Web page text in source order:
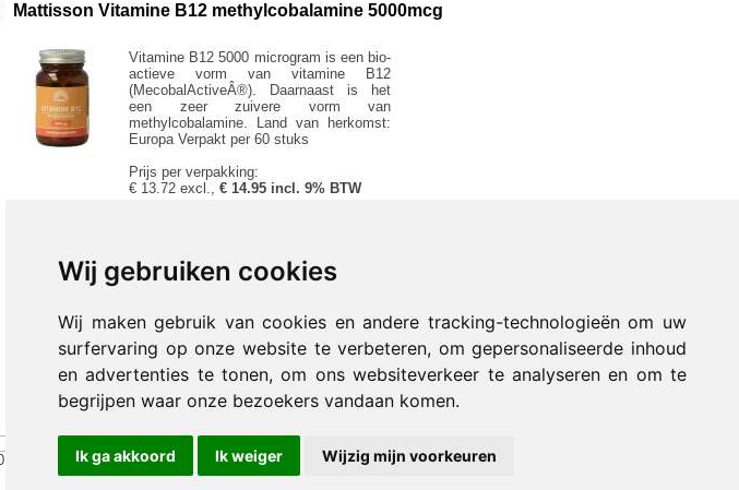
Wij gebruiken cookies
Wij maken gebruik van cookies en andere tracking-technologieën om uw
surfervaring op onze website te verbeteren, om gepersonaliseerde inhoud
en advertenties te tonen, om ons websiteverkeer te analyseren en om te
begrijpen waar onze bezoekers vandaan komen.
Ik ga akkoord Ik weiger Wijzig mijn voorkeuren
Mattisson Vitamine B12 methylcobalamine 5000mcg
Vitamine B12 5000 microgram is een bio-
actieve vorm van vitamine B12
(MecobalActiveÂ®). Daarnaast is het
een zeer zuivere vorm van
methylcobalamine. Land van herkomst:
Europa Verpakt per 60 stuks
Prijs per verpakking:
€ 13.72 excl., € 14.95 incl. 9% BTW
Aantal:
17 18 19 20 Volgende » Einde »»
- 220 van 631